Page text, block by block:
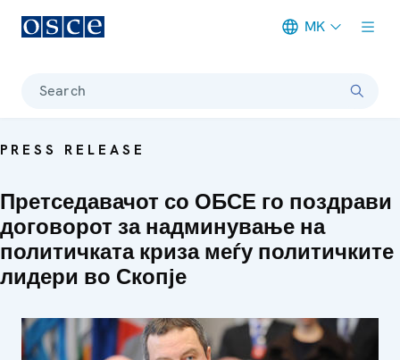
MK
Search
PRESS RELEASE
Претседавачот со ОБСЕ го поздрави
договорот за надминување на
политичката криза меѓу политичките
лидери во Скопје